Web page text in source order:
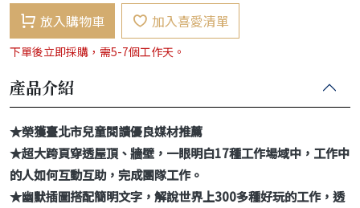
放入購物車 加入喜愛清單
下單後立即採購，需5-7個工作天。
產品介紹
★榮獲臺北市兒童閱讀優良媒材推薦
★超大跨頁穿透屋頂、牆壁，一眼明白17種工作場域中，工作中
的人如何互動互助，完成團隊工作。
★幽默插圖搭配簡明文字，解說世界上300多種好玩的工作，透